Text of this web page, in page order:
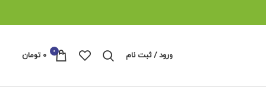
ورود / ثبت نام 0
0 تومان